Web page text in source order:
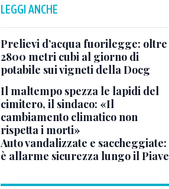
LEGGI ANCHE
Prelievi d’acqua fuorilegge: oltre
2800 metri cubi al giorno di
potabile sui vigneti della Docg
Il maltempo spezza le lapidi del
cimitero, il sindaco: «Il
cambiamento climatico non
rispetta i morti»
Auto vandalizzate e saccheggiate:
è allarme sicurezza lungo il Piave